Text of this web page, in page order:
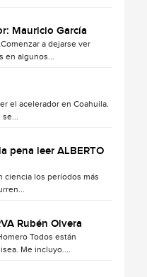
Mauricio García
a dejarse ver
en algunos...
el acelerador en Coahuila.
se...
pena leer ALBERTO
ciencia los períodos más
Rubén Olvera
Todos están
Me incluyo....